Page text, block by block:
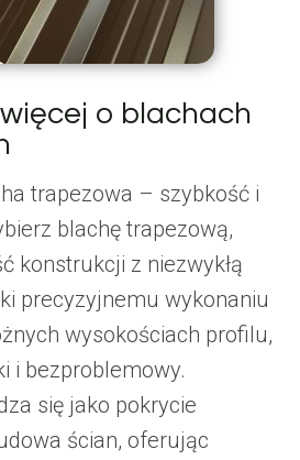
o blachach
trapezowa – szybkość i
blachę trapezową,
konstrukcji z niezwykłą
precyzyjnemu wykonaniu
wysokościach profilu,
i bezproblemowy.
się jako pokrycie
ścian, oferując